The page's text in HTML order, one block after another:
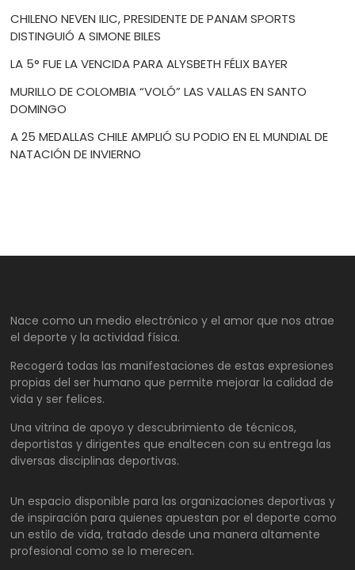
CHILENO NEVEN ILIC, PRESIDENTE DE PANAM SPORTS
DISTINGUIÓ A SIMONE BILES
LA 5° FUE LA VENCIDA PARA ALYSBETH FÉLIX BAYER
MURILLO DE COLOMBIA “VOLÓ” LAS VALLAS EN SANTO
DOMINGO
A 25 MEDALLAS CHILE AMPLIÓ SU PODIO EN EL MUNDIAL DE
NATACIÓN DE INVIERNO
Nace como un medio electrónico y el amor que nos atrae
el deporte y la actividad física.
Recogerá todas las manifestaciones de estas expresiones
propias del ser humano que permite mejorar la calidad de
vida y ser felices.
Una vitrina de apoyo y descubrimiento de técnicos,
deportistas y dirigentes que enaltecen con su entrega las
diversas disciplinas deportivas.
Un espacio disponible para las organizaciones deportivas y
de inspiración para quienes apuestan por el deporte como
un estilo de vida, tratado desde una manera altamente
profesional como se lo merecen.